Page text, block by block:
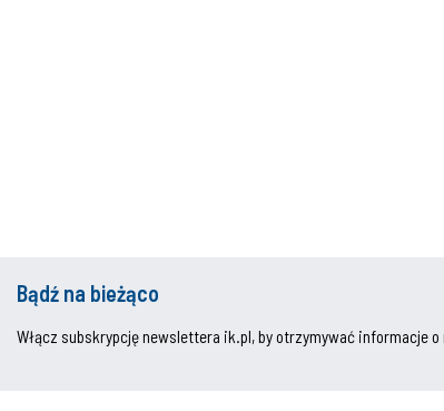
Bądź na bieżąco
Włącz subskrypcję newslettera ik.pl, by otrzymywać informacje